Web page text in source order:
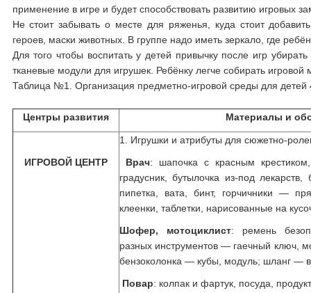
применение в игре и будет способствовать развитию игровых
Не стоит забывать о месте для ряженья, куда стоит
героев, маски животных. В группе надо иметь зеркало, где
Для того чтобы воспитать у детей привычку после игр
тканевые модули для игрушек. Ребёнку легче собирать
Таблица №1. Организация предметно-игровой среды для детей
Центры развития Материалы и
ИГРОВОЙ ЦЕНТР
1. Игрушки и атрибуты для сюжетно-
Врач: шапочка с красным
градусник, бутылочка из-под
пипетка, вата, бинт, горчичники —
клеенки, таблетки, нарисованные на
Шофер, мотоциклист: ремень
разных инструментов — гаечный ключ,
бензоколонка — кубы, модуль; шланг —
Повар: колпак и фартук, посуда,